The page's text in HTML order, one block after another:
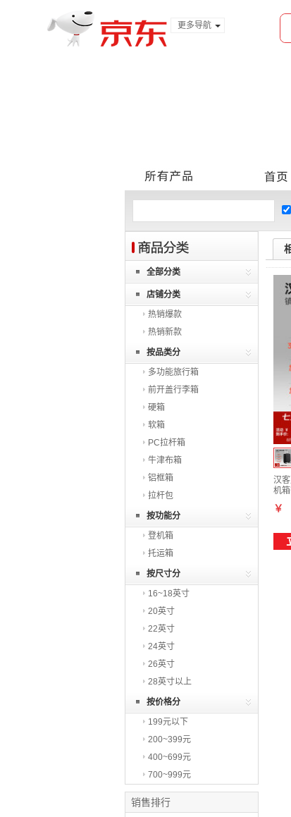
更多导航
全部分类
店铺分类
热销爆款
热销新款
按品类分
多功能旅行箱
前开盖行李箱
硬箱
软箱
PC拉杆箱
牛津布箱
铝框箱
拉杆包
按功能分
登机箱
托运箱
按尺寸分
16~18英寸
20英寸
22英寸
24英寸
26英寸
28英寸以上
按价格分
199元以下
200~399元
400~699元
700~999元
销售排行
汉
机
￥